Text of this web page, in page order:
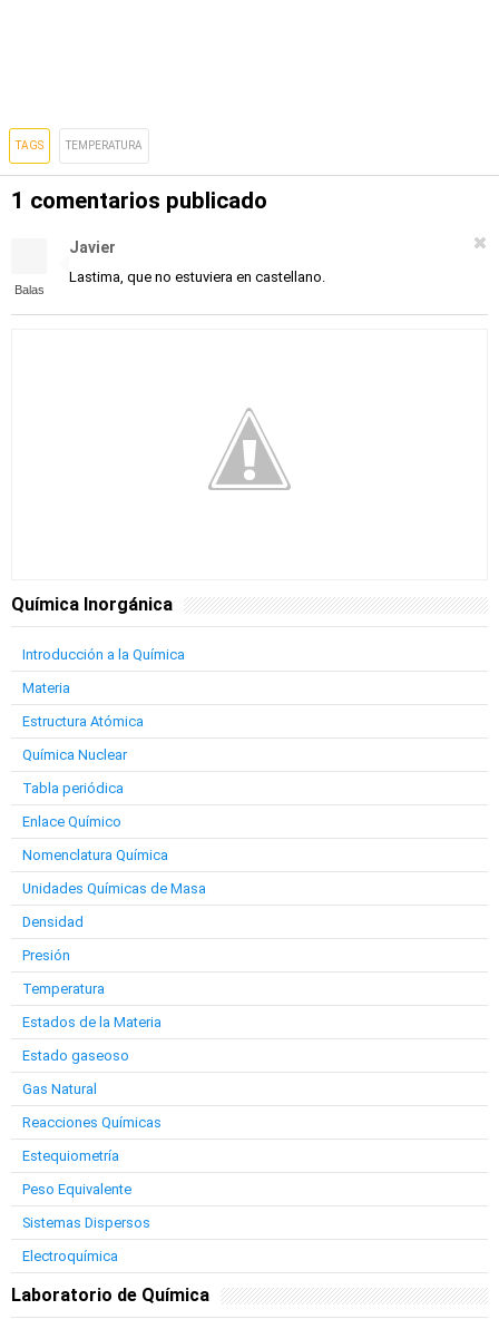
TAGS TEMPERATURA
1 comentarios publicado
Balas
Javier
Lastima, que no estuviera en castellano.
Química Inorgánica
Introducción a la Química
Materia
Estructura Atómica
Química Nuclear
Tabla periódica
Enlace Químico
Nomenclatura Química
Unidades Químicas de Masa
Densidad
Presión
Temperatura
Estados de la Materia
Estado gaseoso
Gas Natural
Reacciones Químicas
Estequiometría
Peso Equivalente
Sistemas Dispersos
Electroquímica
Laboratorio de Química